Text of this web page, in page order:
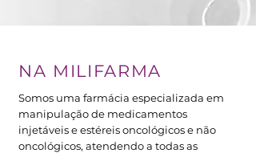
NA MILIFARMA
Somos uma farmácia especializada em
manipulação de medicamentos
injetáveis e estéreis oncológicos e não
oncológicos, atendendo a todas as